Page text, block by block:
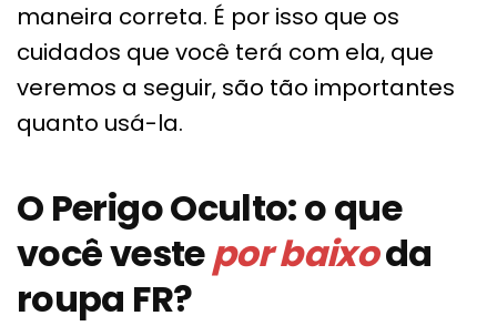
maneira correta. É por isso que os
cuidados que você terá com ela, que
veremos a seguir, são tão importantes
quanto usá-la.
O Perigo Oculto: o que
você vestepor baixoda
roupa FR?